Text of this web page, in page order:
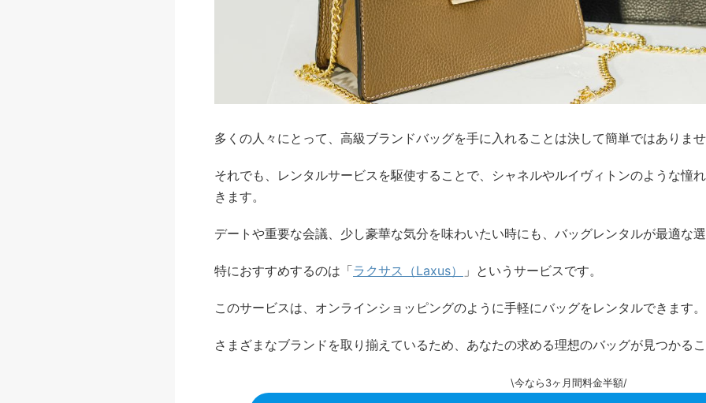
多くの人々にとって、高級ブランドバッグを手に入れることは決して簡単ではありま
それでも、レンタルサービスを駆使することで、シャネルやルイヴィトンのような憧
きます。
デートや重要な会議、少し豪華な気分を味わいたい時にも、バッグレンタルが最適な
特におすすめするのは「ラクサス（Laxus） 」というサービスです。
このサービスは、オンラインショッピングのように手軽にバッグをレンタルできます。
さまざまなブランドを取り揃えているため、あなたの求める理想のバッグが見つかる
\今なら3ヶ月間料金半額/